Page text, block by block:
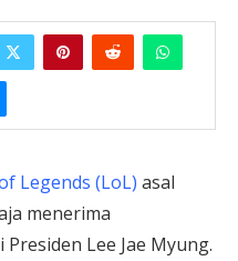
Legends (LoL) asal
menerima
Lee Jae Myung.